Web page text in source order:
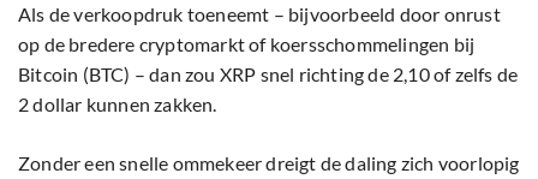
Als de verkoopdruk toeneemt – bijvoorbeeld door onrust
op de bredere cryptomarkt of koersschommelingen bij
Bitcoin (BTC) – dan zou XRP snel richting de 2,10 of zelfs de
2 dollar kunnen zakken.
Zonder een snelle ommekeer dreigt de daling zich voorlopig